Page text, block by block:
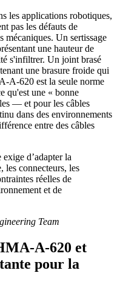
les applications robotiques,
pas les défauts de
mécaniques. Un sertissage
une hauteur de
s'infiltrer. Un joint brasé
une brasure froide qui
A-620 est la seule norme
qu'est une « bonne
— et pour les câbles
dans des environnements
entre des câbles
d’adapter la
les connecteurs, les
réelles de
et de
Team
A-620 et
pour la